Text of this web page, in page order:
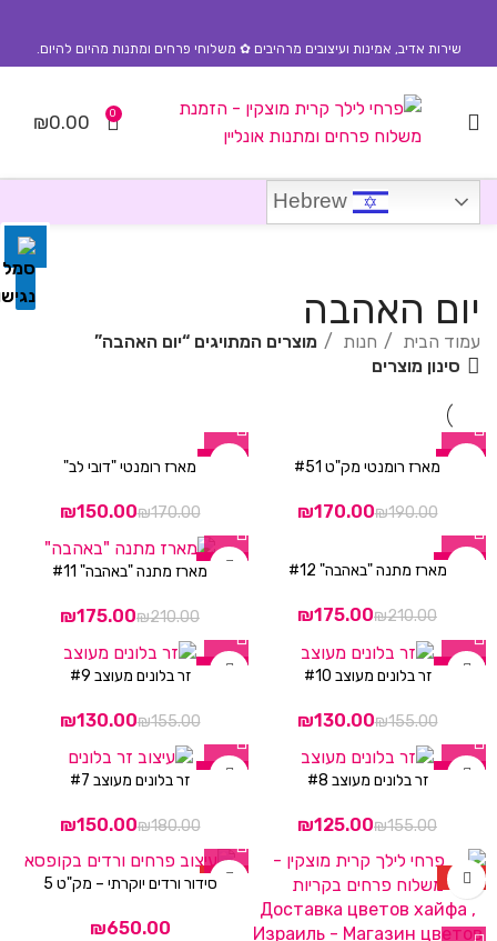
שירות אדיב, אמינות ועיצובים מרהיבים ✿ משלוחי פרחים ומתנות מהיום להיום.
0
₪0.00
יום האהבה
עמוד הבית חנות
מוצרים המתויגים “יום האהבה”
סינון מוצרים
-11% מארז רומנטי מק"ט #51
₪190.00
₪170.00
-12% מארז רומנטי "דובי לב"
₪170.00
₪150.00
-17%מארז מתנה "באהבה" #12
₪210.00
₪175.00
-17%מארז מתנה "באהבה" #11
₪210.00
₪175.00
-16% זר בלונים מעוצב #10
₪155.00
₪130.00
-16% זר בלונים מעוצב #9
₪155.00
₪130.00
-19% זר בלונים מעוצב #8
₪155.00
₪125.00
-17% זר בלונים מעוצב #7
₪180.00
₪150.00
HOT
HOTסידור ורדים יוקרתי – מק"ט 5
₪
visibility_off השבת את ההבזקים
title סמן כותרות
settings צבע רקע
zoom_in זום (הגדלה)
remove_circle_outline
add_circle_outline
spellcheck גופן קריא
brightness_high ניגודיות בהירה
brightness_low
format_underlined הוסף קו תחתון לקישורים
font_download סמן קישורים
האפשרויות
הצהרת נגישות